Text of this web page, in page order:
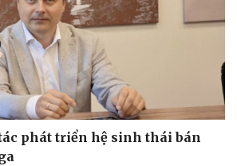
phát triển hệ sinh thái bán